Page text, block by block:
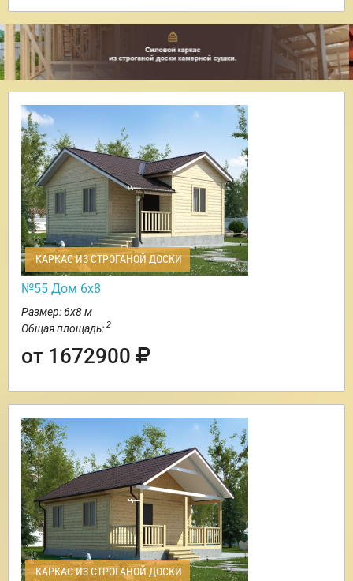
КАРКАС ИЗ СТРОГАНОЙ ДОСКИ
№55 Дом 6х8
Размер: 6х8 м
Общая площадь: 2
от 1672900
КАРКАС ИЗ СТРОГАНОЙ ДОСКИ